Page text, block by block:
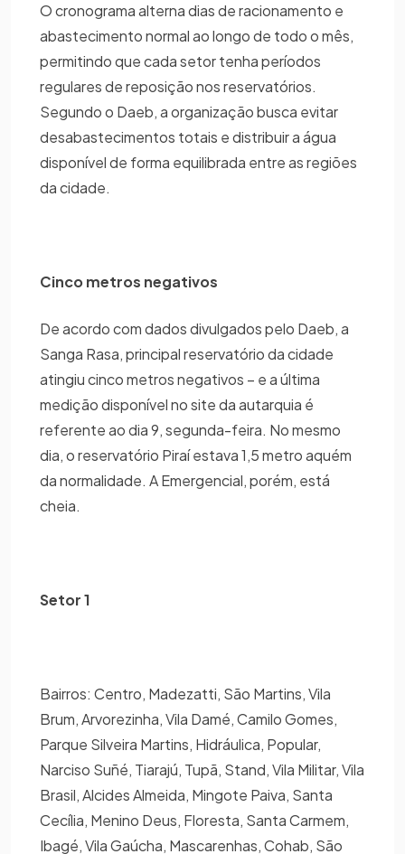
O cronograma alterna dias de racionamento e
abastecimento normal ao longo de todo o mês,
permitindo que cada setor tenha períodos
regulares de reposição nos reservatórios.
Segundo o Daeb, a organização busca evitar
desabastecimentos totais e distribuir a água
disponível de forma equilibrada entre as regiões
da cidade.
Cinco metros negativos
De acordo com dados divulgados pelo Daeb, a
Sanga Rasa, principal reservatório da cidade
atingiu cinco metros negativos – e a última
medição disponível no site da autarquia é
referente ao dia 9, segunda-feira. No mesmo
dia, o reservatório Piraí estava 1,5 metro aquém
da normalidade. A Emergencial, porém, está
cheia.
Setor 1
Bairros: Centro, Madezatti, São Martins, Vila
Brum, Arvorezinha, Vila Damé, Camilo Gomes,
Parque Silveira Martins, Hidráulica, Popular,
Narciso Suñé, Tiarajú, Tupã, Stand, Vila Militar, Vila
Brasil, Alcides Almeida, Mingote Paiva, Santa
Cecília, Menino Deus, Floresta, Santa Carmem,
Ibagé, Vila Gaúcha, Mascarenhas, Cohab, São